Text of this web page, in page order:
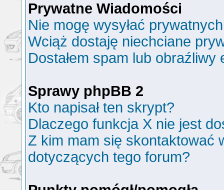
Prywatne Wiadomości
Nie mogę wysyłać
Wciąż dostaję niechciane
Dostałem spam lub
Sprawy phpBB 2
Kto napisał ten skrypt?
Dlaczego funkcja X nie jest
Z kim mam się skontaktować
dotyczących tego forum?